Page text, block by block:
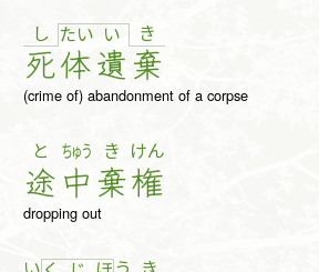
し
死
たい
体
い
遺
き
棄
(crime of) abandonment of a corpse
と
途
ちゅう
中
き
棄
けん
権
dropping out